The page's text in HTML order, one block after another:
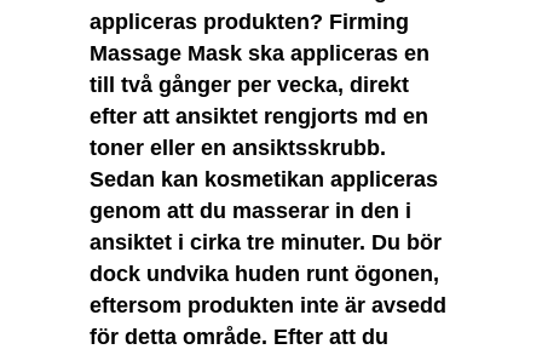
appliceras produkten? Firming
Massage Mask ska appliceras en
till två gånger per vecka, direkt
efter att ansiktet rengjorts md en
toner eller en ansiktsskrubb.
Sedan kan kosmetikan appliceras
genom att du masserar in den i
ansiktet i cirka tre minuter. Du bör
dock undvika huden runt ögonen,
eftersom produkten inte är avsedd
för detta område. Efter att du